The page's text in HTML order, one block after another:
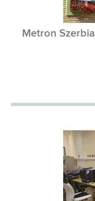
Metron Szerbia